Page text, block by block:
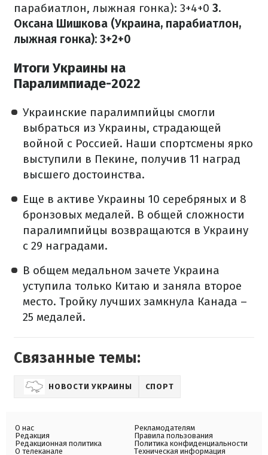
парабиатлон, лыжная гонка): 3+4+0 3.
Оксана Шишкова (Украина, парабиатлон,
лыжная гонка): 3+2+0
Итоги Украины на
Паралимпиаде-2022
Украинские паралимпийцы смогли
выбраться из Украины, страдающей
войной с Россией. Наши спортсмены ярко
выступили в Пекине, получив 11 наград
высшего достоинства.
Еще в активе Украины 10 серебряных и 8
бронзовых медалей. В общей сложности
паралимпийцы возвращаются в Украину
с 29 наградами.
В общем медальном зачете Украина
уступила только Китаю и заняла второе
место. Тройку лучших замкнула Канада –
25 медалей.
Связанные темы:
НОВОСТИ УКРАИНЫ СПОРТ
О нас
Редакция
Редакционная политика
О телеканале
Рекламодателям
Правила пользования
Политика конфиденциальности
Техническая информация